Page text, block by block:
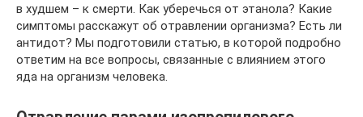
в худшем – к смерти. Как уберечься от этанола? Какие
симптомы расскажут об отравлении организма? Есть ли
антидот? Мы подготовили статью, в которой подробно
ответим на все вопросы, связанные с влиянием этого
яда на организм человека.